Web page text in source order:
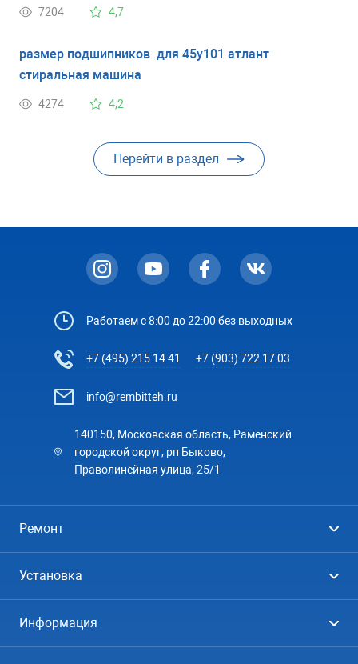
7204 4,7
размер подшипников для 45у101 атлант
стиральная машина
4274 4,2
Перейти в раздел
Работаем с 8:00 до 22:00 без выходных
+7 (495) 215 14 41 +7 (903) 722 17 03
info@rembitteh.ru
140150, Московская область, Раменский
городской округ, рп Быково,
Праволинейная улица, 25/1
Ремонт
Посудомоечные машины
Установка
Информация